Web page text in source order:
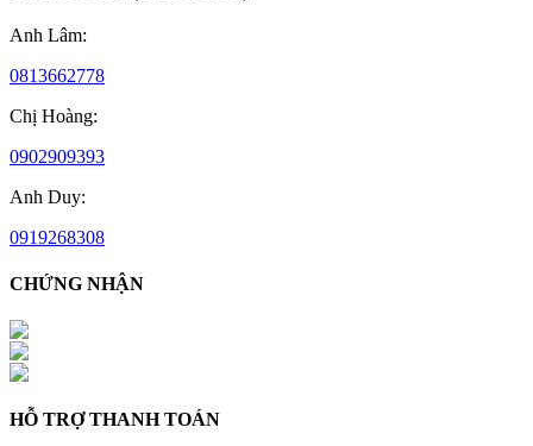
Anh Lâm:
0813662778
Chị Hoàng:
0902909393
Anh Duy:
0919268308
CHỨNG NHẬN
HỖ TRỢ THANH TOÁN